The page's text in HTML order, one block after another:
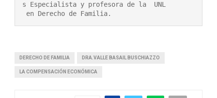
s Especialista y profesora de la  UNL
en Derecho de Familia.
DERECHO DE FAMILIA DRA.VALLE BASAIL BUSCHIAZZO
LA COMPENSACIÓN ECONÓMICA